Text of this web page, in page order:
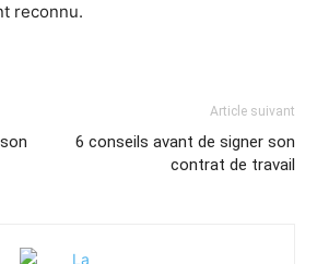
reconnu.
Article suivant
6 conseils avant de signer son
contrat de travail